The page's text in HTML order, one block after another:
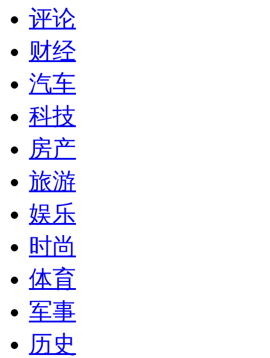
评论
财经
汽车
科技
房产
旅游
娱乐
时尚
体育
军事
历史